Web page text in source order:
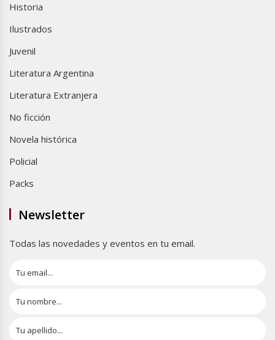
Historia
Ilustrados
Juvenil
Literatura Argentina
Literatura Extranjera
No ficción
Novela histórica
Policial
Packs
Newsletter
Todas las novedades y eventos en tu email.